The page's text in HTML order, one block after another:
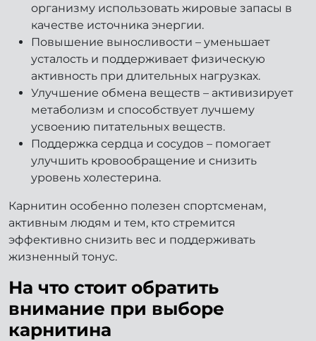
организму использовать жировые запасы в
качестве источника энергии.
Повышение выносливости – уменьшает
усталость и поддерживает физическую
активность при длительных нагрузках.
Улучшение обмена веществ – активизирует
метаболизм и способствует лучшему
усвоению питательных веществ.
Поддержка сердца и сосудов – помогает
улучшить кровообращение и снизить
уровень холестерина.
Карнитин особенно полезен спортсменам,
активным людям и тем, кто стремится
эффективно снизить вес и поддерживать
жизненный тонус.
На что стоит обратить
внимание при выборе
карнитина